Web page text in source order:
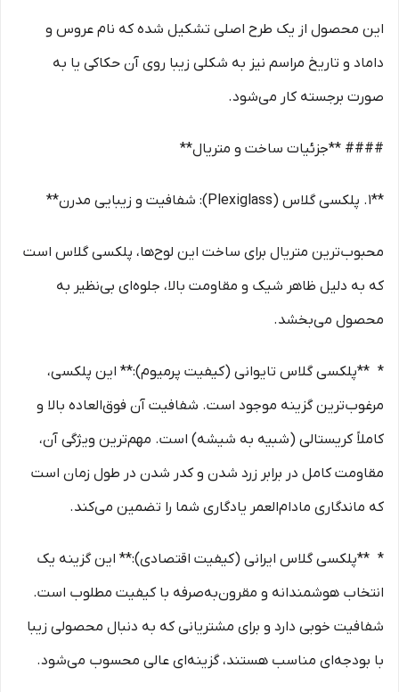
این محصول از یک طرح اصلی تشکیل شده که نام عروس و
داماد و تاریخ مراسم نیز به شکلی زیبا روی آن حکاکی یا به
صورت برجسته کار می‌شود.
#### **جزئیات ساخت و متریال**
**1. پلکسی گلاس (Plexiglass): شفافیت و زیبایی مدرن**
محبوب‌ترین متریال برای ساخت این لوح‌ها، پلکسی گلاس است
که به دلیل ظاهر شیک و مقاومت بالا، جلوه‌ای بی‌نظیر به
محصول می‌بخشد.
* **پلکسی گلاس تایوانی (کیفیت پرمیوم):** این پلکسی،
مرغوب‌ترین گزینه موجود است. شفافیت آن فوق‌العاده بالا و
کاملاً کریستالی (شبیه به شیشه) است. مهم‌ترین ویژگی آن،
مقاومت کامل در برابر زرد شدن و کدر شدن در طول زمان است
که ماندگاری مادام‌العمر یادگاری شما را تضمین می‌کند.
* **پلکسی گلاس ایرانی (کیفیت اقتصادی):** این گزینه یک
انتخاب هوشمندانه و مقرون‌به‌صرفه با کیفیت مطلوب است.
شفافیت خوبی دارد و برای مشتریانی که به دنبال محصولی زیبا
با بودجه‌ای مناسب هستند، گزینه‌ای عالی محسوب می‌شود.